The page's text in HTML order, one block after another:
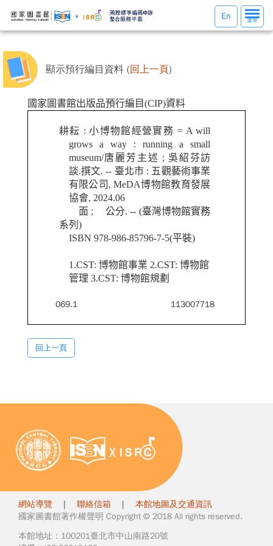
選
單
選單
En
顯示預行編目資料 (回上一頁)
國家圖書館出版品預行編目(CIP)資料
耕耘 : 小博物館經營實務 = A will
grows a way : running a small
museum/唐麗芳主述 ; 吳紹芬訪
談.撰文. -- 臺北市 : 五觀藝術事業
有限公司, MeDA博物館教育發展
協會, 2024.06
面 ; 公分. -- (臺灣博物館實務
系列)
ISBN 978-986-85796-7-5(平裝)
1.CST: 博物館事業 2.CST: 博物館
管理 3.CST: 博物館規劃
069.1 113007718
回上一頁
網站導覽 | 聯絡信箱 | 本館地圖及交通資訊
國家圖書館著作權聲明 Copyright © 2018 All rights reserved.
本館地址：100201臺北市中山南路20號